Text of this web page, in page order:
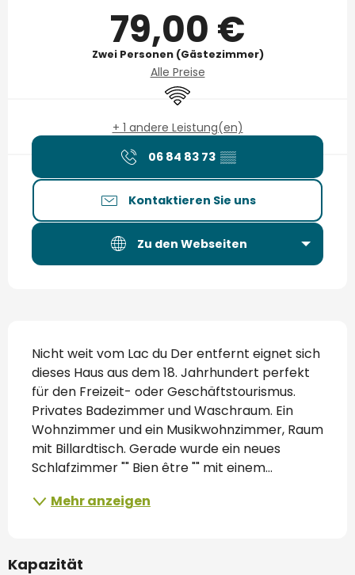
79,00 €
Zwei Personen (Gästezimmer)
Alle Preise
Wi-Fi
+ 1 andere Leistung(en)
06 84 83 73 ▒▒
Kontaktieren Sie uns
Zu den Webseiten
Nicht weit vom Lac du Der entfernt eignet sich
dieses Haus aus dem 18. Jahrhundert perfekt
für den Freizeit- oder Geschäftstourismus.
Privates Badezimmer und Waschraum. Ein
Wohnzimmer und ein Musikwohnzimmer, Raum
mit Billardtisch. Gerade wurde ein neues
Schlafzimmer "" Bien être "" mit einem...
Mehr anzeigen
Kapazität